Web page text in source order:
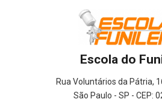
Escola do
Rua Voluntários da Pátria,
São Paulo - SP - CEP: